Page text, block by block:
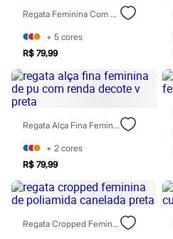
Calçados
Guarda-roupa
Moda esportiva
Plus size
Special Basics
Calçados
Novidades
Feminino
Botas
Chinelos
Pantufas
Rasteirinhas
Sandálias
Sapatilhas
Sapatos
Scarpin
Tamancos
Regata Feminina Com Viscose Decote V Preta
+ 5 cores
R$ 79,99
Regata Alça Fina Feminina De Pu Com Renda Decote V Preta
+ 2 cores
R$ 79,99
Regata Cropped Feminina De Poliamida Canelada Preta